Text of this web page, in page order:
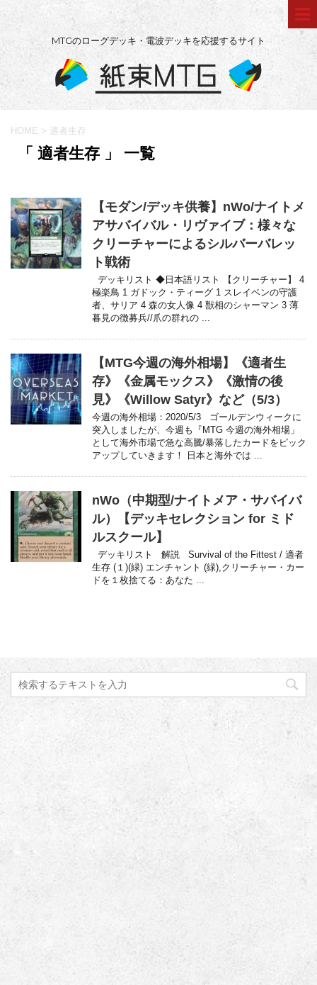
MTGのローグデッキ・電波デッキを応援するサイト
HOME > 適者生存
「 適者生存 」 一覧
【モダン/デッキ供養】nWo/ナイトメ
アサバイバル・リヴァイブ：様々な
クリーチャーによるシルバーバレッ
ト戦術
デッキリスト ◆日本語リスト 【クリーチャー】 4
極楽鳥 1 ガドック・ティーグ 1 スレイベンの守護
者、サリア 4 森の女人像 4 獣相のシャーマン 3 薄
暮見の徴募兵//爪の群れの ...
【MTG今週の海外相場】《適者生
存》《金属モックス》《激情の後
見》《Willow Satyr》など（5/3）
今週の海外相場：2020/5/3 ゴールデンウィークに
突入しましたが、今週も『MTG 今週の海外相場」
として海外市場で急な高騰/暴落したカードをピック
アップしていきます！ 日本と海外では ...
nWo（中期型/ナイトメア・サバイバ
ル）【デッキセレクション for ミド
ルスクール】
デッキリスト 解説 Survival of the Fittest / 適者
生存 (１)(緑) エンチャント (緑),クリーチャー・カー
ドを１枚捨てる：あなた ...